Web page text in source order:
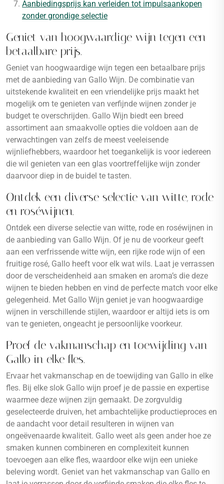
Aanbiedingsprijs kan verleiden tot impulsaankopen
zonder grondige selectie
Geniet van hoogwaardige wijn tegen een
betaalbare prijs.
Geniet van hoogwaardige wijn tegen een betaalbare prijs
met de aanbieding van Gallo Wijn. De combinatie van
uitstekende kwaliteit en een vriendelijke prijs maakt het
mogelijk om te genieten van verfijnde wijnen zonder je
budget te overschrijden. Gallo Wijn biedt een breed
assortiment aan smaakvolle opties die voldoen aan de
verwachtingen van zelfs de meest veeleisende
wijnliefhebbers, waardoor het toegankelijk is voor iedereen
die wil genieten van een glas voortreffelijke wijn zonder
daarvoor diep in de buidel te tasten.
Ontdek een diverse selectie van witte, rode
en roséwijnen.
Ontdek een diverse selectie van witte, rode en roséwijnen in
de aanbieding van Gallo Wijn. Of je nu de voorkeur geeft
aan een verfrissende witte wijn, een rijke rode wijn of een
fruitige rosé, Gallo heeft voor elk wat wils. Laat je verrassen
door de verscheidenheid aan smaken en aroma’s die deze
wijnen te bieden hebben en vind de perfecte match voor elke
gelegenheid. Met Gallo Wijn geniet je van hoogwaardige
wijnen in verschillende stijlen, waardoor er altijd iets is om
van te genieten, ongeacht je persoonlijke voorkeur.
Proef de vakmanschap en toewijding van
Gallo in elke fles.
Ervaar het vakmanschap en de toewijding van Gallo in elke
fles. Bij elke slok Gallo wijn proef je de passie en expertise
waarmee deze wijnen zijn gemaakt. De zorgvuldig
geselecteerde druiven, het ambachtelijke productieproces en
de aandacht voor detail resulteren in wijnen van
ongeëvenaarde kwaliteit. Gallo weet als geen ander hoe ze
smaken kunnen combineren en complexiteit kunnen
toevoegen aan elke fles, waardoor elke wijn een unieke
beleving wordt. Geniet van het vakmanschap van Gallo en